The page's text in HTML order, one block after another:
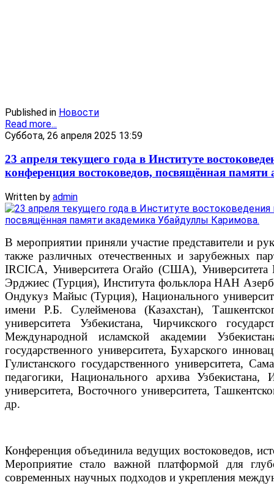
Published in Новости
Read more...
Суббота, 26 апреля 2025 13:59
23 апреля текущего года в Институте
конференция востоковедов, посвящённая
Written by admin
В мероприятии приняли участие представители и
также различных отечественных и зарубежных
IRCICA, Университета Огайо (США), Университета
Эрджиес (Турция), Института фольклора НАН
Ондукуз Майыс (Турция), Национального
имени Р.Б. Сулейменова (Казахстан),
университета Узбекистана, Чирчикского
Международной исламской академии
государственного университета, Бухарского
Гулистанского государственного университета,
педагогики, Национального архива
университета, Восточного университета,
др.
Конференция объединила ведущих востоковедов,
Мероприятие стало важной платформой для
современных научных подходов и укрепления